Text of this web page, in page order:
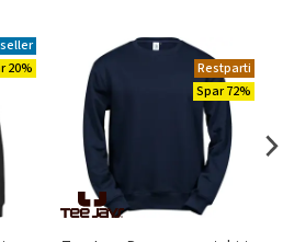
20%
Restparti
Spar 72%